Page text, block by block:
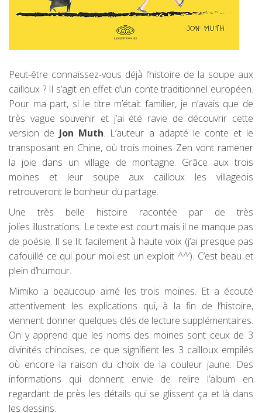
Peut-être connaissez-vous déjà l’histoire de la soupe aux
cailloux ? Il s’agit en effet d’un conte traditionnel européen.
Pour ma part, si le titre m’était familier, je n’avais que de
très vague souvenir et j’ai été ravie de découvrir cette
version de Jon Muth. L’auteur a adapté le conte et le
transposant en Chine, où trois moines Zen vont ramener
la joie dans un village de montagne. Grâce aux trois
moines et leur soupe aux cailloux les villageois
retrouveront le bonheur du partage.
Une très belle histoire racontée par de très
jolies illustrations. Le texte est court mais il ne manque pas
de poésie. Il se lit facilement à haute voix (j’ai presque pas
cafouillé ce qui pour moi est un exploit ^^’). C’est beau et
plein d’humour.
Mimiko a beaucoup aimé les trois moines. Et a écouté
attentivement les explications qui, à la fin de l’histoire,
viennent donner quelques clés de lecture supplémentaires.
On y apprend que les noms des moines sont ceux de 3
divinités chinoises, ce que signifient les 3 cailloux empilés
où encore la raison du choix de la couleur jaune. Des
informations qui donnent envie de relire l’album en
regardant de près les détails qui se glissent ça et là dans
les dessins.